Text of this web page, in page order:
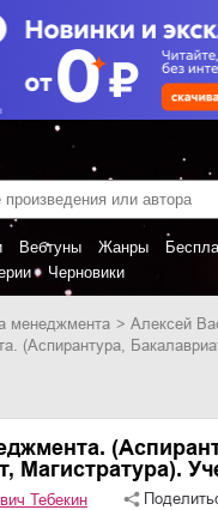
Вебтуны Жанры
Черновики
менеджмента
Алексей
Магистратура).
Тебекин